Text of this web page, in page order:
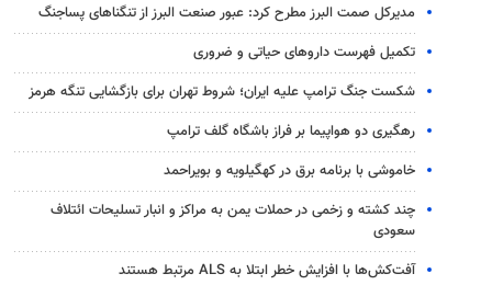
مدیرکل صمت البرز مطرح کرد: عبور صنعت البرز از تنگناهای پساجنگ
تکمیل فهرست داروهای حیاتی و ضروری
شکست جنگ ترامپ علیه ایران؛ شروط تهران برای بازگشایی تنگه هرمز
رهگیری دو هواپیما بر فراز باشگاه گلف ترامپ
خاموشی با برنامه برق در کهگیلویه و بویراحمد
چند کشته و زخمی در حملات یمن به مراکز و انبار تسلیحات ائتلاف
سعودی
آفت‌کش‌ها با افزایش خطر ابتلا به ALS مرتبط هستند